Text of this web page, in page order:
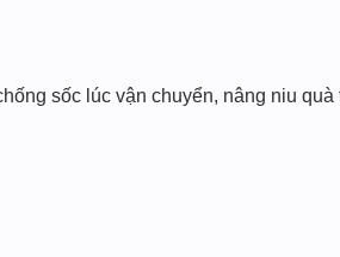
sốc lúc vận chuyển, nâng niu quà